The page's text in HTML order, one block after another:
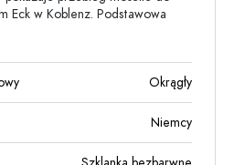
Eck w Koblenz. Podstawowa
Okrągły
Niemcy